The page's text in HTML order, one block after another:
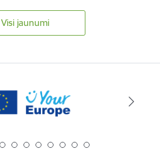
Visi jaunumi